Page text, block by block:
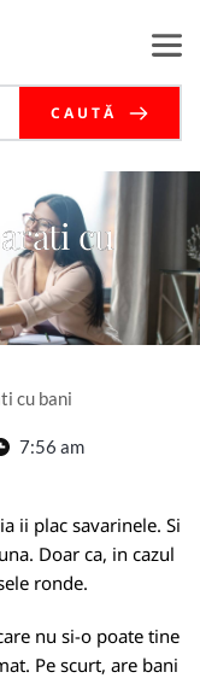
CAUTĂ
cu
cu bani
7:56 am
ii plac savarinele. Si
Doar ca, in cazul
ronde.
nu si-o poate tine
Pe scurt, are bani